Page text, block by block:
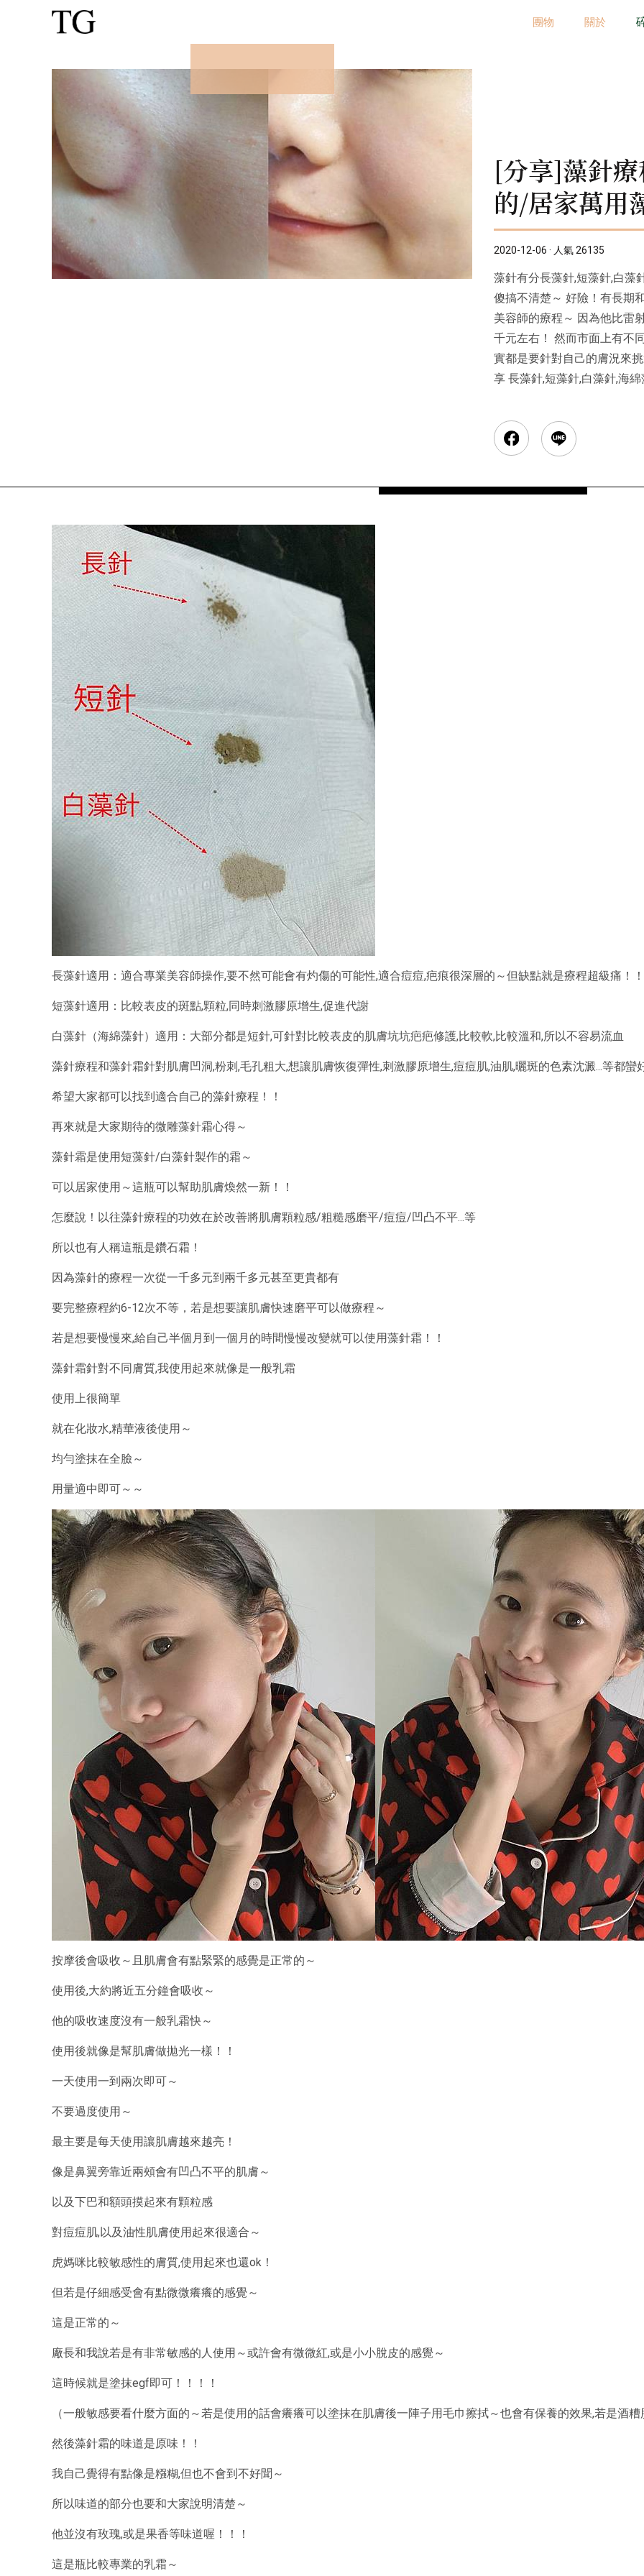
團物 關於
[分享]藻針
的/居家萬用
2020-12-06 · 人氣 26135
藻針有分長藻針,短藻針,白藻
傻搞不清楚～ 好險！有長期
美容師的療程～ 因為他比雷
千元左右！ 然而市面上有不
實都是要針對自己的膚況來
享 長藻針,短藻針,白藻針,海綿
長藻針適用：適合專業美容師操作,要不然可能會有灼傷的可能性,適合痘痘,疤痕很深層的～但缺點就是療程超級痛！！
短藻針適用：比較表皮的斑點,顆粒,同時刺激膠原增生,促進代謝
白藻針（海綿藻針）適用：大部分都是短針,可針對比較表皮的肌膚坑坑疤疤修護,比較軟,比較溫和,所以不容易流血
藻針療程和藻針霜針對肌膚凹洞,粉刺,毛孔粗大,想讓肌膚恢復彈性,刺激膠原增生,痘痘肌,油肌,曬斑的色素沈澱...等都蠻
希望大家都可以找到適合自己的藻針療程！！
再來就是大家期待的微雕藻針霜心得～
藻針霜是使用短藻針/白藻針製作的霜～
可以居家使用～這瓶可以幫助肌膚煥然一新！！
怎麼說！以往藻針療程的功效在於改善將肌膚顆粒感/粗糙感磨平/痘痘/凹凸不平...等
所以也有人稱這瓶是鑽石霜！
因為藻針的療程一次從一千多元到兩千多元甚至更貴都有
要完整療程約6-12次不等，若是想要讓肌膚快速磨平可以做療程～
若是想要慢慢來,給自己半個月到一個月的時間慢慢改變就可以使用藻針霜！！
藻針霜針對不同膚質,我使用起來就像是一般乳霜
使用上很簡單
就在化妝水,精華液後使用～
均勻塗抹在全臉～
用量適中即可～～
按摩後會吸收～且肌膚會有點緊緊的感覺是正常的～
使用後,大約將近五分鐘會吸收～
他的吸收速度沒有一般乳霜快～
使用後就像是幫肌膚做拋光一樣！！
一天使用一到兩次即可～
不要過度使用～
最主要是每天使用讓肌膚越來越亮！
像是鼻翼旁靠近兩頰會有凹凸不平的肌膚～
以及下巴和額頭摸起來有顆粒感
對痘痘肌,以及油性肌膚使用起來很適合～
虎媽咪比較敏感性的膚質,使用起來也還ok！
但若是仔細感受會有點微微癢癢的感覺～
這是正常的～
廠長和我說若是有非常敏感的人使用～或許會有微微紅,或是小小脫皮的感覺～
這時候就是塗抹egf即可！！！！
（一般敏感要看什麼方面的～若是使用的話會癢癢可以塗抹在肌膚後一陣子用毛巾擦拭～也會有保養的效果,若是酒糟
然後藻針霜的味道是原味！！
我自己覺得有點像是糨糊,但也不會到不好聞～
所以味道的部分也要和大家說明清楚～
他並沒有玫瑰,或是果香等味道喔！！！
這是瓶比較專業的乳霜～